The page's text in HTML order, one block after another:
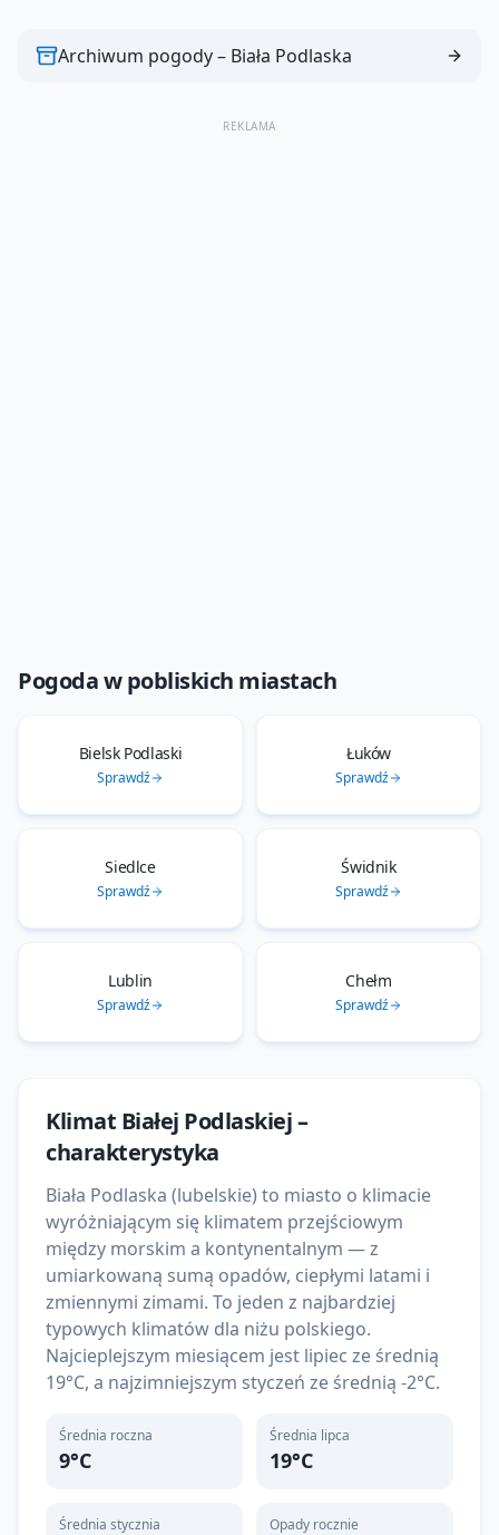
Archiwum pogody – Biała Podlaska
REKLAMA
Pogoda w pobliskich miastach
Bielsk Podlaski
Sprawdź
Łuków
Sprawdź
Siedlce
Sprawdź
Świdnik
Sprawdź
Lublin
Sprawdź
Chełm
Sprawdź
Klimat Białej Podlaskiej–
charakterystyka
Biała Podlaska (lubelskie) to miasto o klimacie
wyróżniającym się klimatem przejściowym
między morskim a kontynentalnym — z
umiarkowaną sumą opadów, ciepłymi latami i
zmiennymi zimami. To jeden z najbardziej
typowych klimatów dla niżu polskiego.
Najcieplejszym miesiącem jest lipiec ze średnią
19°C, a najzimniejszym styczeń ze średnią -2°C.
Średnia roczna
9°C
Średnia lipca
19°C
Średnia stycznia Opady rocznie